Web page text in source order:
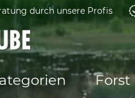
durch unsere Profis
Forst